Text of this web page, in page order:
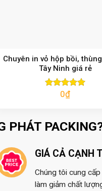
Chuyên in vỏ hộp bồi,
Tây Ninh giá rẻ
Được xếp
0₫
PHÁT
GIÁ CẢ CẠNH
Chúng tôi cung
làm giảm chất